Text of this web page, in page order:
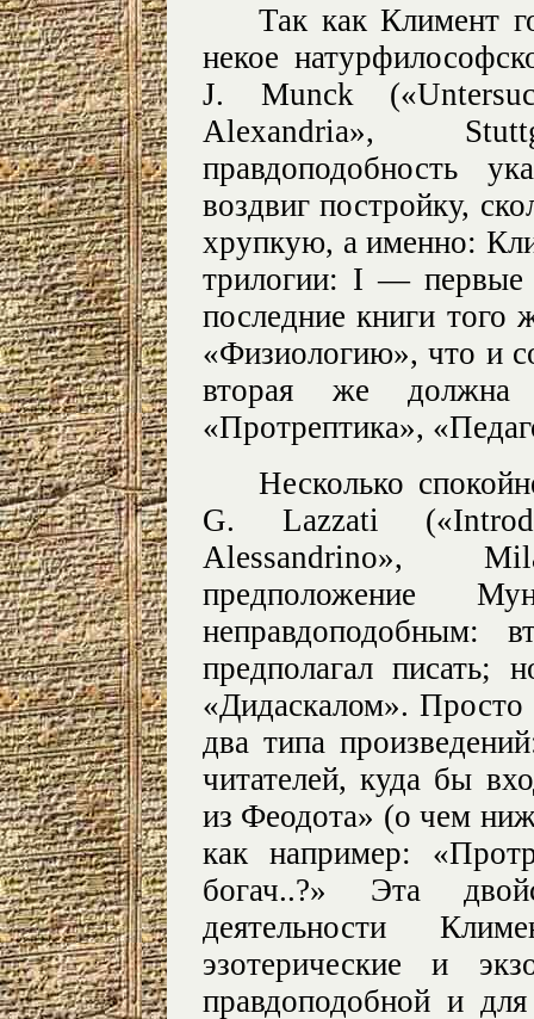
Так как Климент
некое
J. Munck
Alexandria»,
правдоподобность
воздвиг постройку,
хрупкую, а именно:
трилогии: I —
последние книги
«Физиологию», что и
вторая же
«Протрептика»,
Несколько
G. Lazzati
Alessandrino»,
предположение
неправдоподобным:
предполагал писать;
«Дидаскалом». Просто
два типа
читателей, куда бы
из Феодота» (о чем
как например:
богач..?» Эта
деятельности
эзотерические и
правдоподобной и